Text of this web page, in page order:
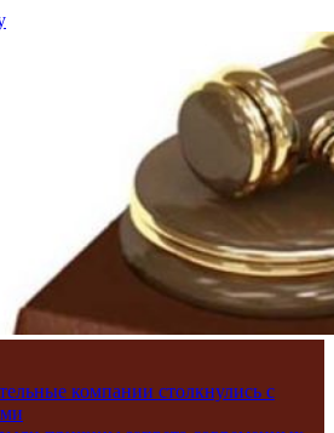
компании столкнулись с